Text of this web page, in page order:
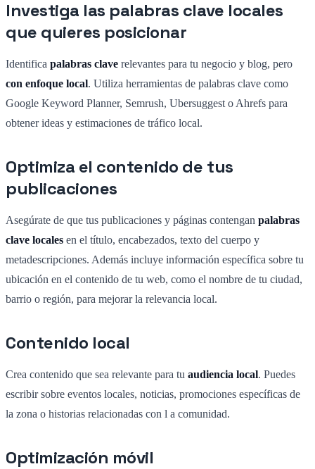
Investiga las palabras clave locales
que quieres posicionar
Identifica palabras clave relevantes para tu negocio y blog, pero
con enfoque local. Utiliza herramientas de palabras clave como
Google Keyword Planner, Semrush, Ubersuggest o Ahrefs para
obtener ideas y estimaciones de tráfico local.
Optimiza el contenido de tus
publicaciones
Asegúrate de que tus publicaciones y páginas contengan palabras
clave locales en el título, encabezados, texto del cuerpo y
metadescripciones. Además incluye información específica sobre tu
ubicación en el contenido de tu web, como el nombre de tu ciudad,
barrio o región, para mejorar la relevancia local.
Contenido local
Crea contenido que sea relevante para tu audiencia local. Puedes
escribir sobre eventos locales, noticias, promociones específicas de
la zona o historias relacionadas con l a comunidad.
Optimización móvil